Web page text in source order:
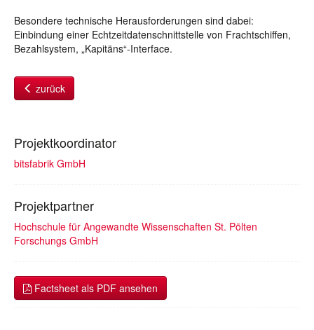
Besondere technische Herausforderungen sind dabei:
Einbindung einer Echtzeitdatenschnittstelle von Frachtschiffen,
Bezahlsystem, „Kapitäns“-Interface.
zurück
Projektkoordinator
bitsfabrik GmbH
Projektpartner
Hochschule für Angewandte Wissenschaften St. Pölten
Forschungs GmbH
Factsheet als PDF ansehen